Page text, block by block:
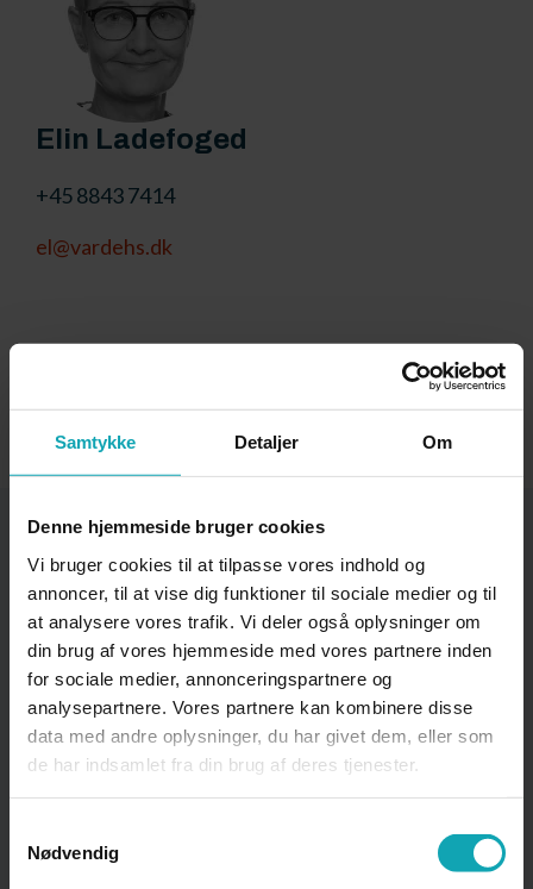
Samtykke Detaljer Om
Denne hjemmeside bruger cookies
Vi bruger cookies til at tilpasse vores indhold og
annoncer, til at vise dig funktioner til sociale medier og til
at analysere vores trafik. Vi deler også oplysninger om
din brug af vores hjemmeside med vores partnere inden
for sociale medier, annonceringspartnere og
analysepartnere. Vores partnere kan kombinere disse
data med andre oplysninger, du har givet dem, eller som
de har indsamlet fra din brug af deres tjenester.
Nødvendig
Elin Ladefoged
+45 8843 7414
el@vardehs.dk
Specialiseringer
Læs mere om de merkantile uddannelser -
herunder specialer på de enkelte
uddannelser.